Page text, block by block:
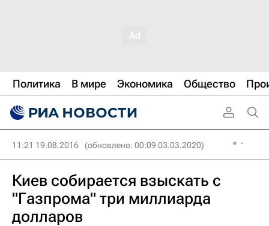
Политика В мире Экономика Общество
11:21 19.08.2016 (обновлено: 00:09 03.03.2020)
Киев собирается взыскать с
"Газпрома" три миллиарда
долларов